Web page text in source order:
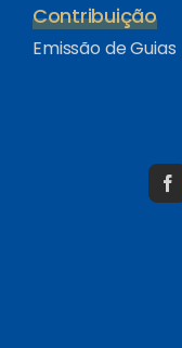
Contribuição
Emissão de Guias